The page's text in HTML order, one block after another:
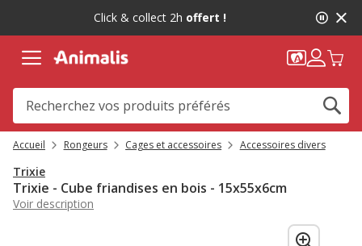
message,
Click & collect 2h offert !
Accueil Rongeurs Cages et accessoires Accessoires divers
Trixie
Trixie - Cube friandises en bois - 15x55x6cm
Voir description